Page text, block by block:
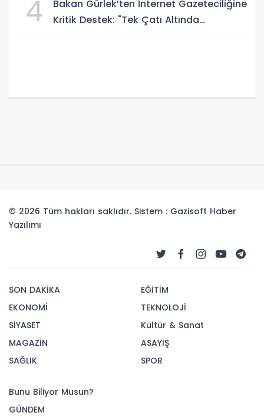
4
Bakan Gürlek’ten İnternet Gazeteciliğine
Kritik Destek: "Tek Çatı Altında
© 2026 Tüm hakları saklıdır. Sistem : Gazisoft Haber
Yazılımı
SON DAKİKA
EKONOMİ
SİYASET
MAGAZİN
SAĞLIK
EĞİTİM
TEKNOLOJİ
Kültür & Sanat
ASAYİŞ
SPOR
Bunu Biliyor Musun?
GÜNDEM